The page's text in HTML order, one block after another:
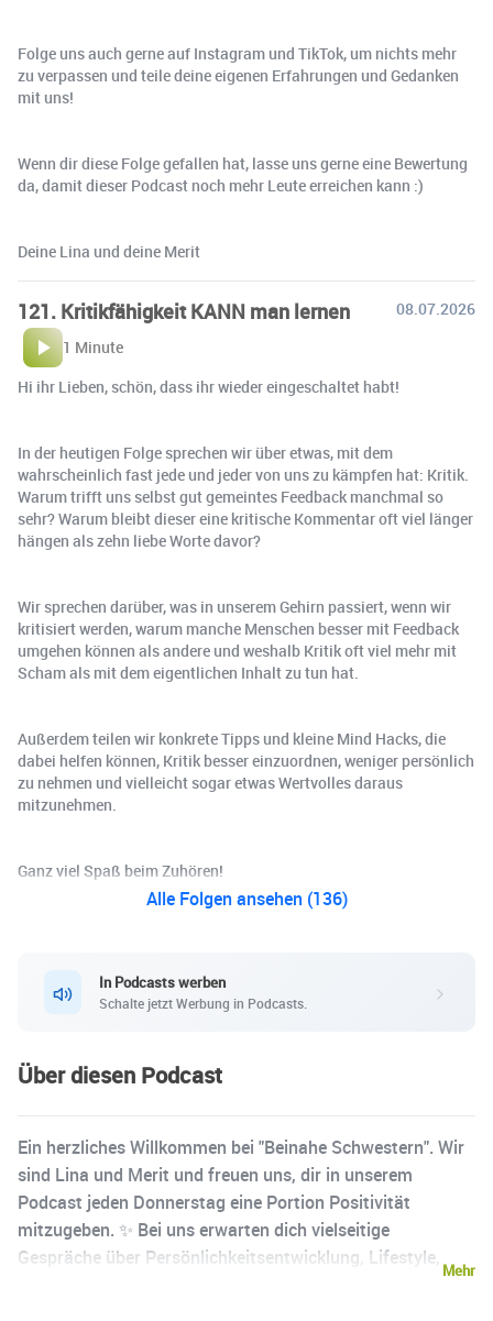
Folge uns auch gerne auf Instagram und TikTok, um nichts mehr
zu verpassen und teile deine eigenen Erfahrungen und Gedanken
mit uns!
Wenn dir diese Folge gefallen hat, lasse uns gerne eine Bewertung
da, damit dieser Podcast noch mehr Leute erreichen kann :)
Deine Lina und deine Merit
121. Kritikfähigkeit KANN man lernen
08.07.2026
1 Minute
Hi ihr Lieben, schön, dass ihr wieder eingeschaltet habt!
In der heutigen Folge sprechen wir über etwas, mit dem
wahrscheinlich fast jede und jeder von uns zu kämpfen hat: Kritik.
Warum trifft uns selbst gut gemeintes Feedback manchmal so
sehr? Warum bleibt dieser eine kritische Kommentar oft viel länger
hängen als zehn liebe Worte davor?
Wir sprechen darüber, was in unserem Gehirn passiert, wenn wir
kritisiert werden, warum manche Menschen besser mit Feedback
umgehen können als andere und weshalb Kritik oft viel mehr mit
Scham als mit dem eigentlichen Inhalt zu tun hat.
Außerdem teilen wir konkrete Tipps und kleine Mind Hacks, die
dabei helfen können, Kritik besser einzuordnen, weniger persönlich
zu nehmen und vielleicht sogar etwas Wertvolles daraus
mitzunehmen.
Ganz viel Spaß beim Zuhören!
Alle Folgen ansehen (136)
In Podcasts werben
Schalte jetzt Werbung in Podcasts.
Über diesen Podcast
Ein herzliches Willkommen bei "Beinahe Schwestern". Wir
sind Lina und Merit und freuen uns, dir in unserem
Podcast jeden Donnerstag eine Portion Positivität
mitzugeben. ✨ Bei uns erwarten dich vielseitige
Gespräche über Persönlichkeitsentwicklung, Lifestyle,
Mehr